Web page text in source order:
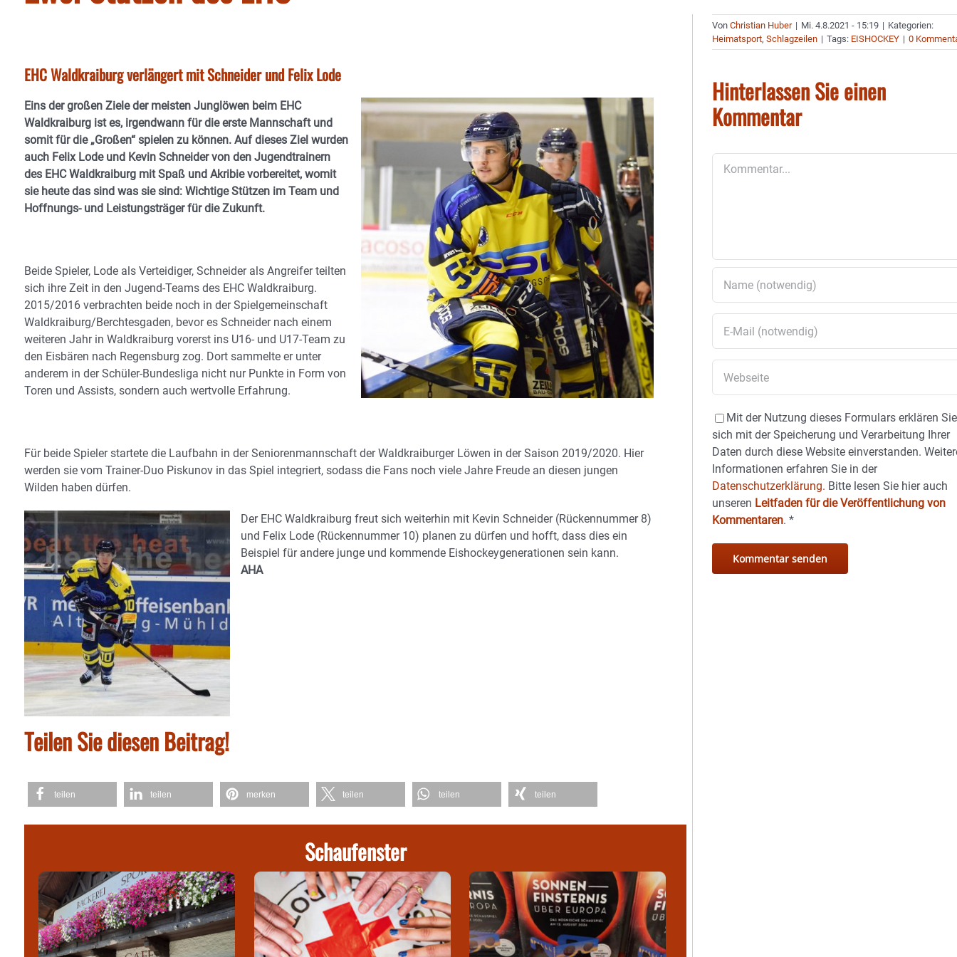
EHC Waldkraiburg verlängert mit Schneider und Felix Lode
Eins der großen Ziele der meisten Junglöwen beim EHC
Waldkraiburg ist es, irgendwann für die erste Mannschaft und
somit für die „Großen“ spielen zu können. Auf dieses Ziel wurden
auch Felix Lode und Kevin Schneider von den Jugendtrainern
des EHC Waldkraiburg mit Spaß und Akribie vorbereitet, womit
sie heute das sind was sie sind: Wichtige Stützen im Team und
Hoffnungs- und Leistungsträger für die Zukunft.
Beide Spieler, Lode als Verteidiger, Schneider als Angreifer teilten
sich ihre Zeit in den Jugend-Teams des EHC Waldkraiburg.
2015/2016 verbrachten beide noch in der Spielgemeinschaft
Waldkraiburg/Berchtesgaden, bevor es Schneider nach einem
weiteren Jahr in Waldkraiburg vorerst ins U16- und U17-Team zu
den Eisbären nach Regensburg zog. Dort sammelte er unter
anderem in der Schüler-Bundesliga nicht nur Punkte in Form von
Toren und Assists, sondern auch wertvolle Erfahrung.
Für beide Spieler startete die Laufbahn in der Seniorenmannschaft der Waldkraiburger Löwen in der Saison 2019/2020. Hier
werden sie vom Trainer-Duo Piskunov in das Spiel integriert, sodass die Fans noch viele Jahre Freude an diesen jungen
Wilden haben dürfen.
Der EHC Waldkraiburg freut sich weiterhin mit Kevin Schneider (Rückennummer 8)
und Felix Lode (Rückennummer 10) planen zu dürfen und hofft, dass dies ein
Beispiel für andere junge und kommende Eishockeygenerationen sein kann.
AHA
Teilen Sie diesen Beitrag!
teilen teilen merken teilen teilen teilen
Schaufenster
VonChristian Huber | Mi. 4.8.2021 - 15:19 | Kategorien:
Heimatsport,Schlagzeilen | Tags: EISHOCKEY | 0
Hinterlassen Sie einen
Kommentar
Mit der Nutzung dieses Formulars erklären Sie
sich mit der Speicherung und Verarbeitung Ihrer
Daten durch diese Website einverstanden.
Informationen erfahren Sie in der
Datenschutzerklärung. Bitte lesen Sie hier auch
unseren Leitfaden für die Veröffentlichung von
Kommentaren.*